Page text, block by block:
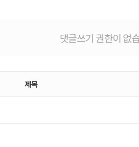
댓글쓰기 권한이 없
제목